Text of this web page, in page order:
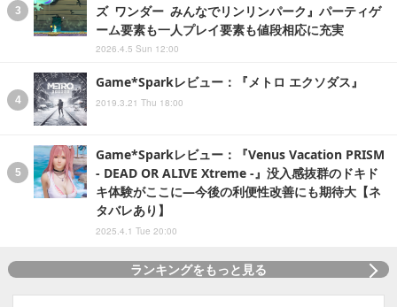
ズ ワンダー みんなでリンリンパーク』パーティゲ
ーム要素も一人プレイ要素も値段相応に充実
2026.4.5 Sun 12:00
Game*Sparkレビュー：『メトロ エクソダス』
2019.3.21 Thu 18:00
Game*Sparkレビュー：『Venus Vacation PRISM
- DEAD OR ALIVE Xtreme -』没入感抜群のドキド
キ体験がここに―今後の利便性改善にも期待大【ネ
タバレあり】
2025.4.1 Tue 20:00
ランキングをもっと見る